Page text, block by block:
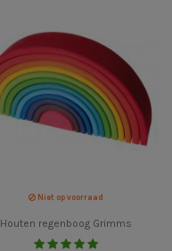
Niet op voorraad
Houten regenboog Grimms